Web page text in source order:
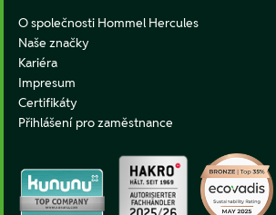
O společnosti Hommel Hercules
Naše značky
Kariéra
Impresum
Certifikáty
Přihlášení pro zaměstnance